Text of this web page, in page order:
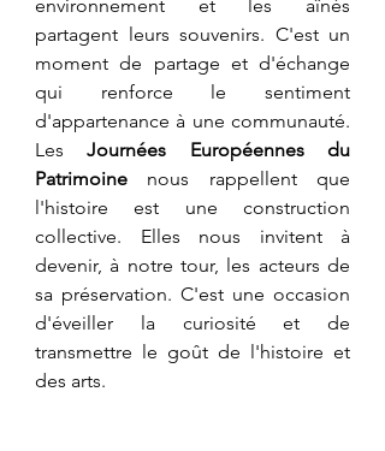
environnement et les aînés
partagent leurs souvenirs. C'est un
moment de partage et d'échange
qui renforce le sentiment
d'appartenance à une communauté.
Les Journées Européennes du
Patrimoine nous rappellent que
l'histoire est une construction
collective. Elles nous invitent à
devenir, à notre tour, les acteurs de
sa préservation. C'est une occasion
d'éveiller la curiosité et de
transmettre le goût de l'histoire et
des arts.